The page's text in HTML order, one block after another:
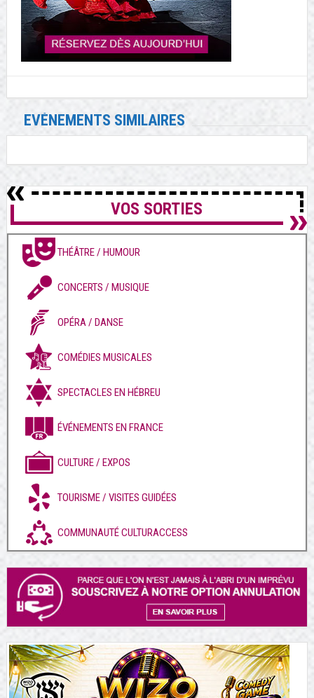
EVÉNEMENTS SIMILAIRES
VOS SORTIES
THÉÂTRE / HUMOUR
CONCERTS / MUSIQUE
OPÉRA / DANSE
COMÉDIES MUSICALES
SPECTACLES EN HÉBREU
ÉVÉNEMENTS EN FRANCE
CULTURE / EXPOS
TOURISME / VISITES GUIDÉES
COMMUNAUTÉ CULTURACCESS